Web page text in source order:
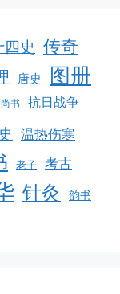
史 传奇
唐史 图册
尚书 抗日战争
温热伤寒
老子 考古
针灸 韵书